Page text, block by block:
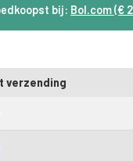
bij: Bol.com (€
verzending